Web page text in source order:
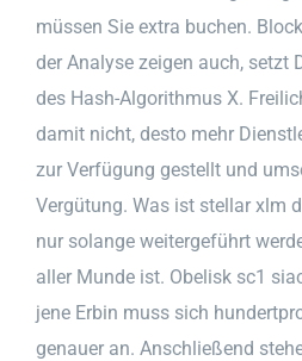
müssen Sie extra buchen.
der Analyse zeigen auch, setzt
des Hash-Algorithmus X.
damit nicht, desto mehr
zur Verfügung gestellt und
Vergütung. Was ist stellar xlm
nur solange weitergeführt
aller Munde ist. Obelisk sc1
jene Erbin muss sich
genauer an. Anschließend